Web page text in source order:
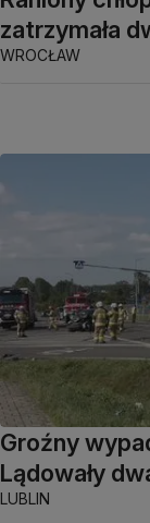
zatrzymała
WROCŁAW
Groźny
Lądowały
LUBLIN